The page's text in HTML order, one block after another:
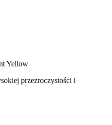
Yellow
przezroczystości i